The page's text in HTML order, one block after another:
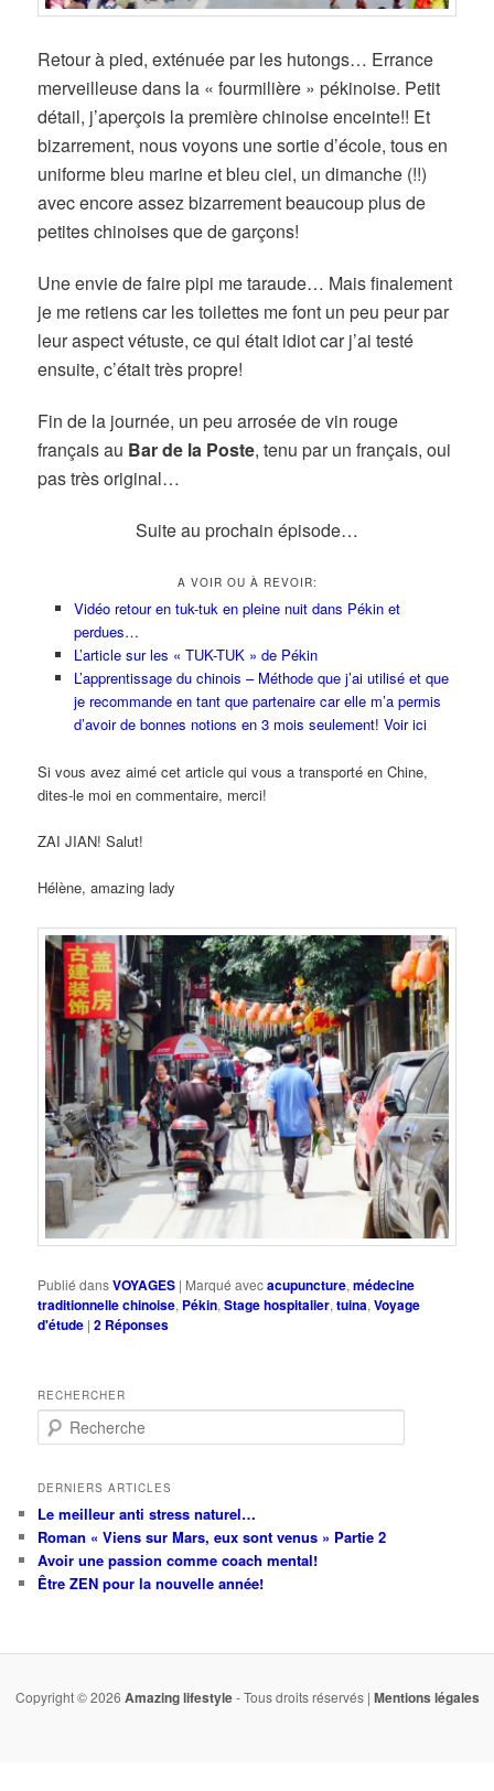
Retour à pied, exténuée par les hutongs… Errance
merveilleuse dans la « fourmilière » pékinoise. Petit
détail, j’aperçois la première chinoise enceinte!! Et
bizarrement, nous voyons une sortie d’école, tous en
uniforme bleu marine et bleu ciel, un dimanche (!!)
avec encore assez bizarrement beaucoup plus de
petites chinoises que de garçons!
Une envie de faire pipi me taraude… Mais finalement
je me retiens car les toilettes me font un peu peur par
leur aspect vétuste, ce qui était idiot car j’ai testé
ensuite, c’était très propre!
Fin de la journée, un peu arrosée de vin rouge
français au Bar de la Poste, tenu par un français, oui
pas très original…
Suite au prochain épisode…
A VOIR OU À REVOIR:
Vidéo retour en tuk-tuk en pleine nuit dans Pékin et
perdues…
L’article sur les « TUK-TUK » de Pékin
L’apprentissage du chinois – Méthode que j’ai utilisé et que
je recommande en tant que partenaire car elle m’a permis
d’avoir de bonnes notions en 3 mois seulement! Voir ici
Si vous avez aimé cet article qui vous a transporté en Chine,
dites-le moi en commentaire, merci!
ZAI JIAN! Salut!
Hélène, amazing lady
Publié dansVOYAGES | Marqué avecacupuncture,médecine
traditionnelle chinoise, Pékin,Stage hospitalier,tuina,Voyage
d'étude |2 Réponses
RECHERCHER
e
h
r
c
h
e
DERNIERS ARTICLES
Le meilleur anti stress naturel…
Roman « Viens sur Mars, eux sont venus » Partie 2
Avoir une passion comme coach mental!
Être ZEN pour la nouvelle année!
Copyright © 2026 Amazing lifestyle- Tous droits réservés | Mentions légales